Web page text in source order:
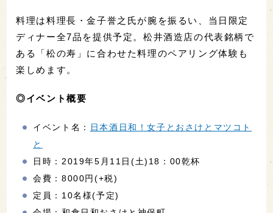
料理は料理長・金子誉之氏が腕を振るい、当日限定
ディナー全7品を提供予定。松井酒造店の代表銘柄で
ある「松の寿」に合わせた料理のペアリング体験も
楽しめます。
◎イベント概要
イベント名：
日本酒日和！女子とおさけとマツコト
と
日時：2019年5月11日(土)18：00乾杯
会費：8000円(+税)
定員：10名様(予定)